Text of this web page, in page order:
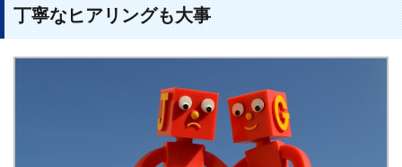
丁寧なヒアリングも大事